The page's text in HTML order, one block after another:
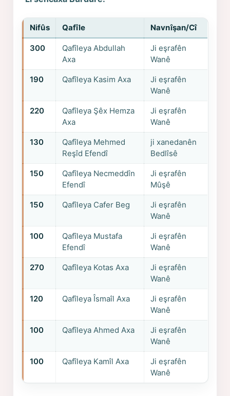
Nifûs Qafîle Navnîşan/Cî
300
Qafîleya Abdullah
Axa
Ji eşrafên
Wanê
190 Qafîleya Kasim Axa
Ji eşrafên
Wanê
220
Qafîleya Şêx Hemza
Axa
Ji eşrafên
Wanê
130
Qafîleya Mehmed
Reşîd Efendî
ji xanedanên
Bedlîsê
150
Qafîleya Necmeddîn
Efendî
Ji eşrafên
Mûşê
150 Qafîleya Cafer Beg
Ji eşrafên
Wanê
100
Qafîleya Mustafa
Efendî
Ji eşrafên
Wanê
270 Qafîleya Kotas Axa
Ji eşrafên
Wanê
120 Qafîleya Îsmaîl Axa
Ji eşrafên
Wanê
100 Qafîleya Ahmed Axa
Ji eşrafên
Wanê
100 Qafîleya Kamîl Axa
Ji eşrafên
Wanê